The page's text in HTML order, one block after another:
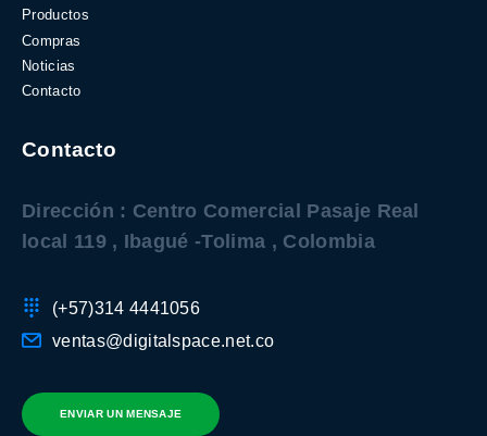
Productos
Compras
Noticias
Contacto
Contacto
Dirección : Centro Comercial Pasaje Real
local 119 , Ibagué -Tolima , Colombia
(+57)314 4441056
ventas@digitalspace.net.co
ENVIAR UN MENSAJE